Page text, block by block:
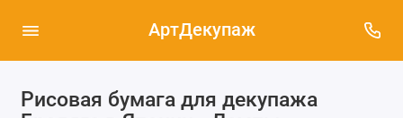
АртДекупаж
Рисовая бумага для декупажа